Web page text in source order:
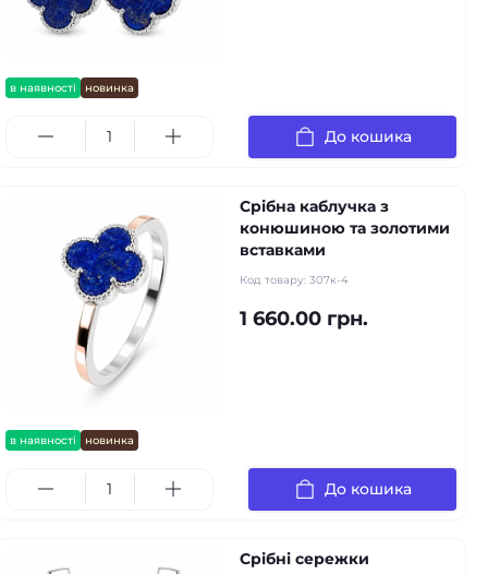
в наявності новинка
До кошика
в наявності новинка
Срібна каблучка з
конюшиною та золотими
вставками
Код товару: 307к-4
1 660.00 грн.
До кошика
Срібні сережки